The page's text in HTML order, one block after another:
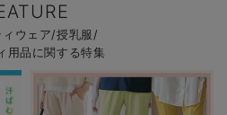
ィウェア/授乳服/
用品に関する特集